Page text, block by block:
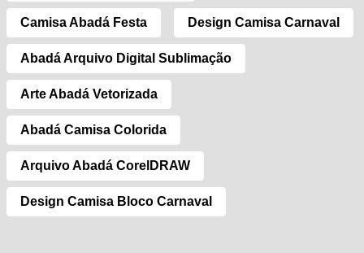
Camisa Abadá Festa Design Camisa Carnaval
Abadá Arquivo Digital Sublimação
Arte Abadá Vetorizada
Abadá Camisa Colorida
Arquivo Abadá CorelDRAW
Design Camisa Bloco Carnaval